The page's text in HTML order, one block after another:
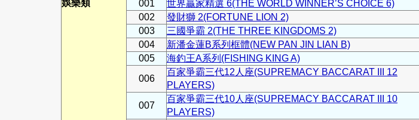
娛樂類 001 世界贏家精選 6(THE WORLD WINNER’S CHOICE 6)
002
發財獅 2(FORTUNE LION 2)
003
三國爭霸 2(THE THREE KINGDOMS 2)
004
新潘金蓮B系列框體(NEW PAN JIN LIAN B)
005
海釣王A系列(FISHING KING A)
006
百家爭霸三代12人座(SUPREMACY BACCARAT III 12
PLAYERS)
007
百家爭霸三代10人座(SUPREMACY BACCARAT III 10
PLAYERS)